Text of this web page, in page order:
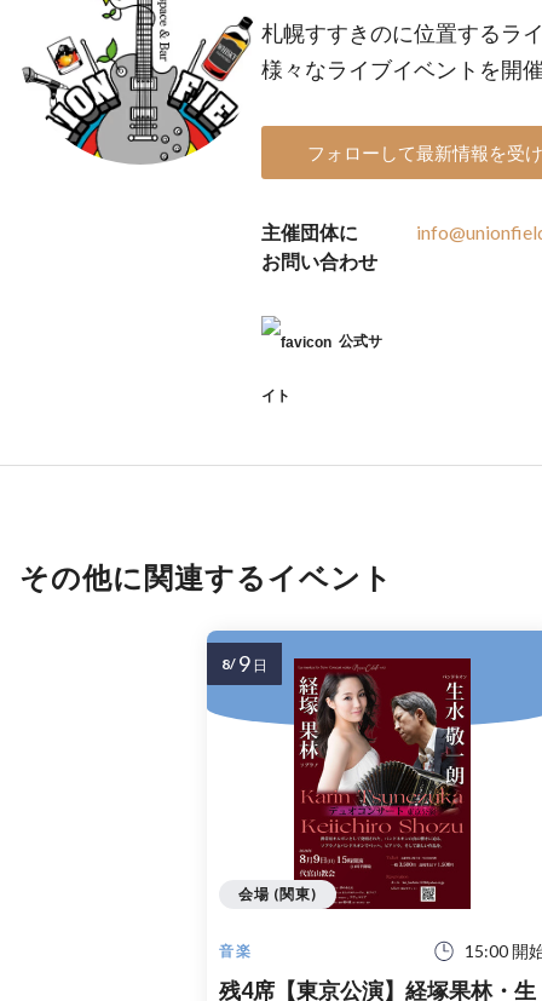
札幌すすきのに位置するラ
様々なライブイベントを開
フォローして最新情報を受
主催団体に
お問い合わせ
公式サ
イト
その他に関連するイベント
音楽 15:00 開
残4席【東京公演】経塚果林・生
会場 (関東)
8/ 9 日